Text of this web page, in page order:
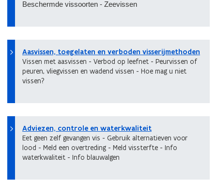
Beschermde vissoorten - Zeevissen
Aasvissen, toegelaten en verboden visserijmethoden
Vissen met aasvissen - Verbod op leefnet - Peurvissen of
peuren, vliegvissen en wadend vissen - Hoe mag u niet
vissen?
Adviezen, controle en waterkwaliteit
Eet geen zelf gevangen vis - Gebruik alternatieven voor
lood - Meld een overtreding - Meld vissterfte - Info
waterkwaliteit - Info blauwalgen